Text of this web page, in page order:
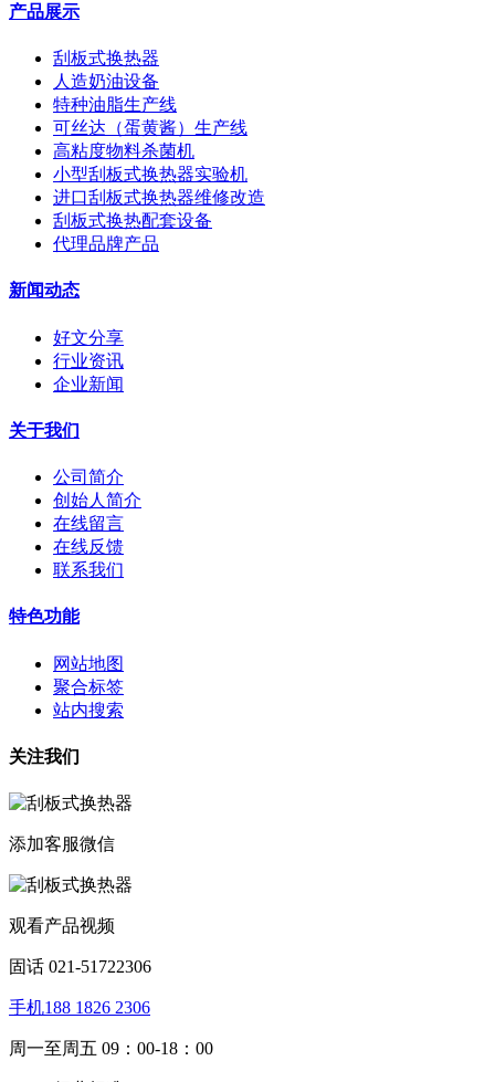
产品展示
刮板式换热器
人造奶油设备
特种油脂生产线
可丝达（蛋黄酱）生产线
高粘度物料杀菌机
小型刮板式换热器实验机
进口刮板式换热器维修改造
刮板式换热配套设备
代理品牌产品
新闻动态
好文分享
行业资讯
企业新闻
关于我们
公司简介
创始人简介
在线留言
在线反馈
联系我们
特色功能
网站地图
聚合标签
站内搜索
关注我们
添加客服微信
观看产品视频
固话 021-51722306
手机188 1826 2306
周一至周五 09：00-18：00